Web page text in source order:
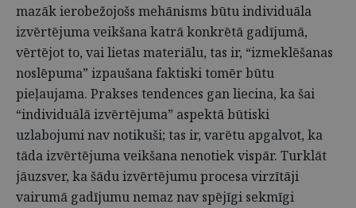
mazāk ierobežojošs mehānisms būtu individuāla
izvērtējuma veikšana katrā konkrētā gadījumā,
vērtējot to, vai lietas materiālu, tas ir, “izmeklēšanas
noslēpuma” izpaušana faktiski tomēr būtu
pieļaujama. Prakses tendences gan liecina, ka šai
“individuālā izvērtējuma” aspektā būtiski
uzlabojumi nav notikuši; tas ir, varētu apgalvot, ka
tāda izvērtējuma veikšana nenotiek vispār. Turklāt
jāuzsver, ka šādu izvērtējumu procesa virzītāji
vairumā gadījumu nemaz nav spējīgi sekmīgi